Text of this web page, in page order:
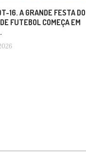
16. A GRANDE FESTA DO
FUTEBOL COMEÇA EM